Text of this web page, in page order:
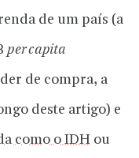
de um país (a
per capita
de compra, a
deste artigo) e
como o IDH ou